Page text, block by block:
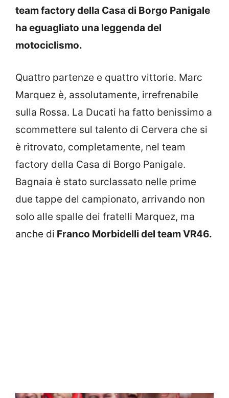
team factory della Casa di Borgo Panigale
ha eguagliato una leggenda del
motociclismo.
Quattro partenze e quattro vittorie. Marc
Marquez è, assolutamente, irrefrenabile
sulla Rossa. La Ducati ha fatto benissimo a
scommettere sul talento di Cervera che si
è ritrovato, completamente, nel team
factory della Casa di Borgo Panigale.
Bagnaia è stato surclassato nelle prime
due tappe del campionato, arrivando non
solo alle spalle dei fratelli Marquez, ma
anche di Franco Morbidelli del team VR46.